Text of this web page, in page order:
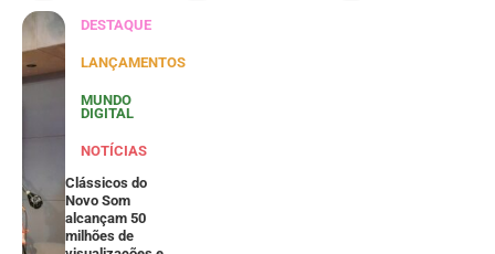
DESTAQUE
LANÇAMENTOS
MUNDO
DIGITAL
NOTÍCIAS
Clássicos do
Novo Som
alcançam 50
milhões de